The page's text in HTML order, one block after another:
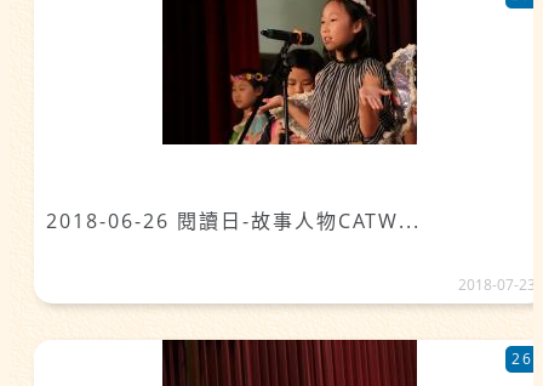
2018-06-26 閱讀日-故事人物CATW...
2018-07-23
26